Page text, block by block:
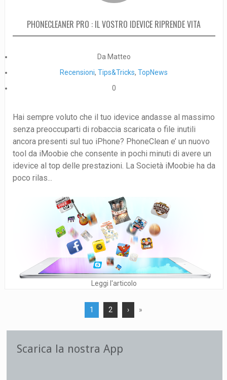
PHONECLEANER PRO : IL VOSTRO IDEVICE RIPRENDE VITA
Da Matteo
Recensioni,Tips&Tricks,TopNews
0
Hai sempre voluto che il tuo idevice andasse al massimo
senza preoccuparti di robaccia scaricata o file inutili
ancora presenti sul tuo iPhone? PhoneClean e’ un nuovo
tool da iMoobie che consente in pochi minuti di avere un
idevice al top delle prestazioni. La Società iMoobie ha da
poco rilas...
Leggi l'articolo
1 2 › »
Scarica la nostra App